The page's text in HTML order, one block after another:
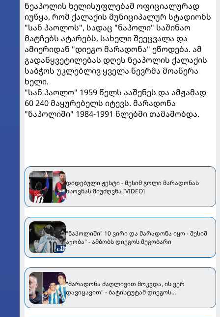
ნეაპოლის ხელისუფლებამ ოფიციალურად
იუწყა, რომ ქალაქის მუნიციპალურ სტადიონს
"სან პაოლოს", სადაც "ნაპოლი" საშინაო
მატჩებს ატარებს, სახელი შეეცვალა და
ამიერიდან "დიეგო მარადონა" ეწოდება. ამ
გადაწყვეტილებას დღეს ნეაპოლის ქალაქის
საბჭოს უკლებლივ ყველა წევრმა მოაწერა
ხელი.
"სან პაოლო" 1959 წელს ააშენეს და ამჟამად
60 240 მაყურებელს იტევს. მარადონა
"ნაპოლიში" 1984-1991 წლებში თამაშობდა.
დიდებული ჟესტი - მესიმ გოლი მარადონას
ხსოვნას მიუძღვნა [VIDEO]
"ნაპოლიში" 10 ვირი და მარადონა იყო - მესიმ
აჯობა" - ამბობს დიეგოს მეგობარი
"მარადონა ძაღლივით მოკვდა, ის ვერ
დავიცავით" - ბატისტუტამ დიეგოს